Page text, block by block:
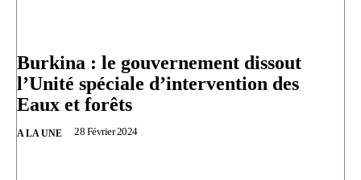
Burkina : le gouvernement dissout
l’Unité spéciale d’intervention des
Eaux et forêts
A LA UNE 28 Février 2024